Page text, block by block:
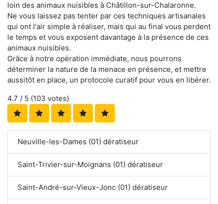
loin des animaux nuisibles à Châtillon-sur-Chalaronne.
Ne vous laissez pas tenter par ces techniques artisanales
qui ont l'air simple à réaliser, mais qui au final vous perdent
le temps et vous exposent davantage à la présence de ces
animaux nuisibles.
Grâce à notre opération immédiate, nous pourrons
déterminer la nature de la menace en présence, et mettre
aussitôt en place, un protocole curatif pour vous en libérer.
4.7 / 5 (103 votes)
Neuville-les-Dames (01) dératiseur
Saint-Trivier-sur-Moignans (01) dératiseur
Saint-André-sur-Vieux-Jonc (01) dératiseur